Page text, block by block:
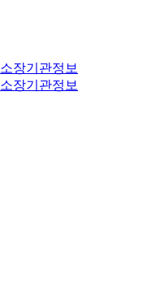
소장기관정보
소장기관정보